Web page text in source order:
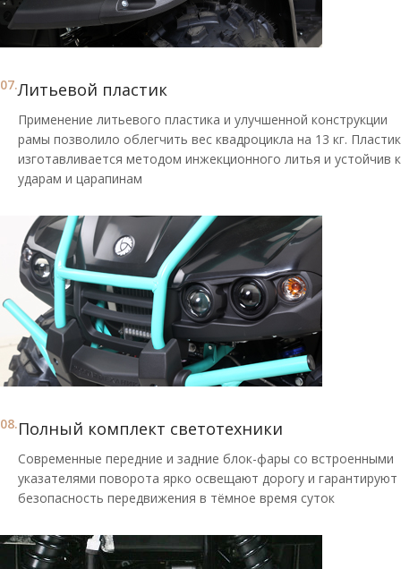
07.Литьевой пластик
Применение литьевого пластика и улучшенной конструкции
рамы позволило облегчить вес квадроцикла на 13 кг. Пластик
изготавливается методом инжекционного литья и устойчив к
ударам и царапинам
08.Полный комплект светотехники
Современные передние и задние блок-фары со встроенными
указателями поворота ярко освещают дорогу и гарантируют
безопасность передвижения в тёмное время суток